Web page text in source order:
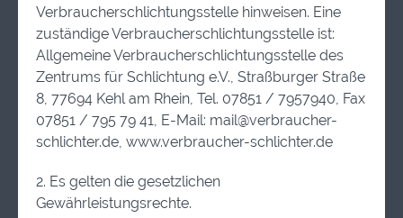
Verbraucherschlichtungsstelle hinweisen. Eine
zuständige Verbraucherschlichtungsstelle ist:
Allgemeine Verbraucherschlichtungsstelle des
Zentrums für Schlichtung e.V., Straßburger Straße
8, 77694 Kehl am Rhein, Tel. 07851 / 7957940, Fax
07851 / 795 79 41, E-Mail: mail@verbraucher-
schlichter.de, www.verbraucher-schlichter.de
2. Es gelten die gesetzlichen
Gewährleistungsrechte.